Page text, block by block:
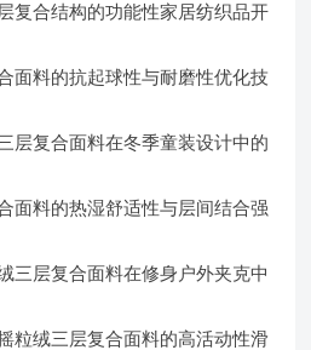
复合结构的功能性家居纺织品开
面料的抗起球性与耐磨性优化技
层复合面料在冬季童装设计中的
面料的热湿舒适性与层间结合强
三层复合面料在修身户外夹克中
粒绒三层复合面料的高活动性滑